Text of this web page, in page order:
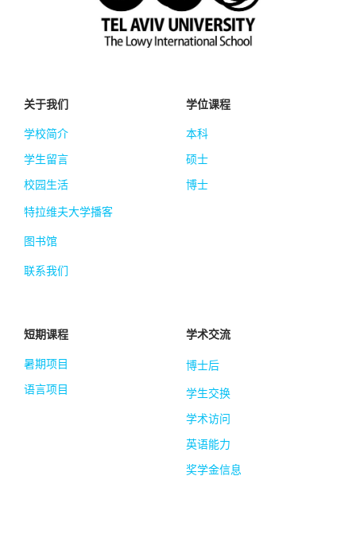
关于我们
学校简介
学生留言
校园生活
特拉维夫大学播客
图书馆
联系我们
学位课程
本科
硕士
博士
短期课程
暑期项目
语言项目
学术交流
博士后
学生交换
学术访问
英语能力
奖学金信息